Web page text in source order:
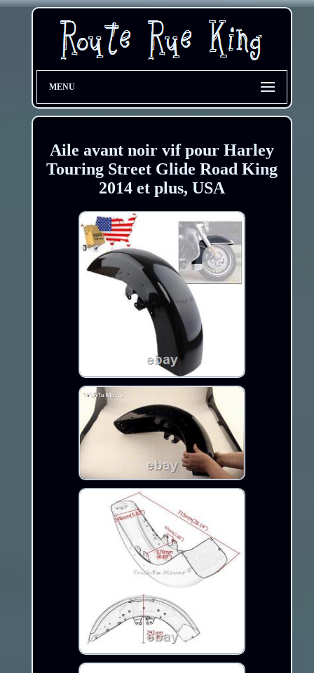
MENU
Aile avant noir vif pour Harley
Touring Street Glide Road King
2014 et plus, USA